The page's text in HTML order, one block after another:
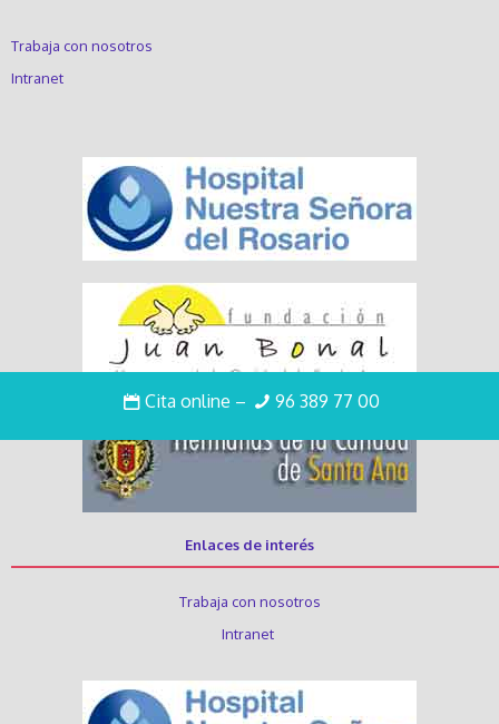
Cita online – 96 389 77 00
Trabaja con nosotros
Intranet
Enlaces de interés
Trabaja con nosotros
Intranet